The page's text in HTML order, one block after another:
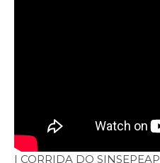
I CORRIDA DO SINSEPEAP